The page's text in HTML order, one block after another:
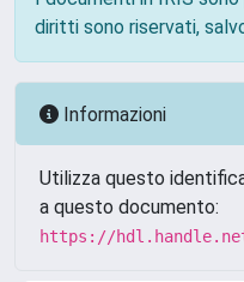
diritti sono riservati,
Informazioni
Utilizza questo
a questo documento:
https://